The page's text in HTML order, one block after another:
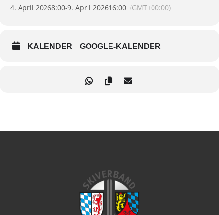
Der Grundlehrgang ist die Voraussetzung zur Teilnahme am
Aufbaulehrgang
Infos folgen per Einladung
mit Zeugnisübergabe vor Ort
Hinweis und Empfehlung:
4. April 20268:00-9. April 202616:00 (GMT+00:00)
KALENDER GOOGLE-KALENDER